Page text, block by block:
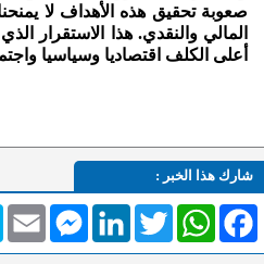
صعوبة تحقيق هذه الأهداف لا
المالي والنقدي. هذا الاستقرار
أعلى الكلف اقتصاديا وسياسيا
شارك هذا الخبر :
Email
MessengerLinkedInTwitterWhatsAppFacebook